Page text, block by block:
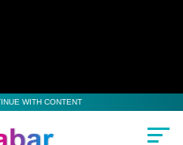
WITH CONTENT